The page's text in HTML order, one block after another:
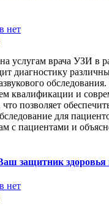
нет
услугам врача УЗИ в
диагностику
обследования.
квалификации и
позволяет
для
с пациентами и
защитник здоровья
нет